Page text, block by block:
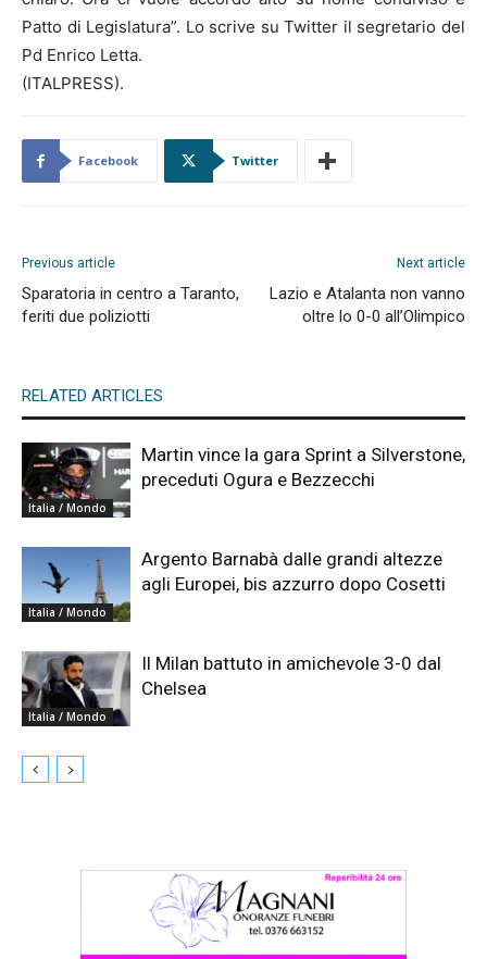
Patto di Legislatura”. Lo scrive su Twitter il segretario del
Pd Enrico Letta.
(ITALPRESS).
Facebook Twitter
Previous article
Sparatoria in centro a Taranto,
feriti due poliziotti
Next article
Lazio e Atalanta non vanno
oltre lo 0-0 all’Olimpico
RELATED ARTICLES
Italia / Mondo
Martin vince la gara Sprint a Silverstone,
preceduti Ogura e Bezzecchi
Italia / Mondo
Argento Barnabà dalle grandi altezze
agli Europei, bis azzurro dopo Cosetti
Italia / Mondo
Il Milan battuto in amichevole 3-0 dal
Chelsea